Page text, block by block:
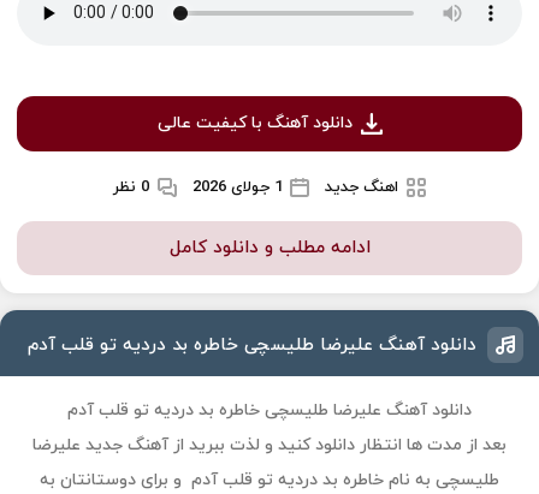
دانلود آهنگ با کیفیت عالی
اهنگ جدید 1 جولای 2026 0 نظر
ادامه مطلب و دانلود کامل
دانلود آهنگ علیرضا طلیسچی خاطره بد دردیه تو قلب آدم
دانلود آهنگ علیرضا طلیسچی خاطره بد دردیه تو قلب آدم
بعد از مدت ها انتظار دانلود کنید و لذت ببرید از آهنگ جدید علیرضا
طلیسچی به نام خاطره بد دردیه تو قلب آدم و برای دوستانتان به